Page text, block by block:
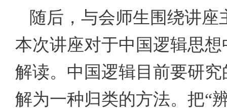
随后，与会师生围绕讲
本次讲座对于中国逻辑思想
解读。中国逻辑目前要研究
解为一种归类的方法。把“